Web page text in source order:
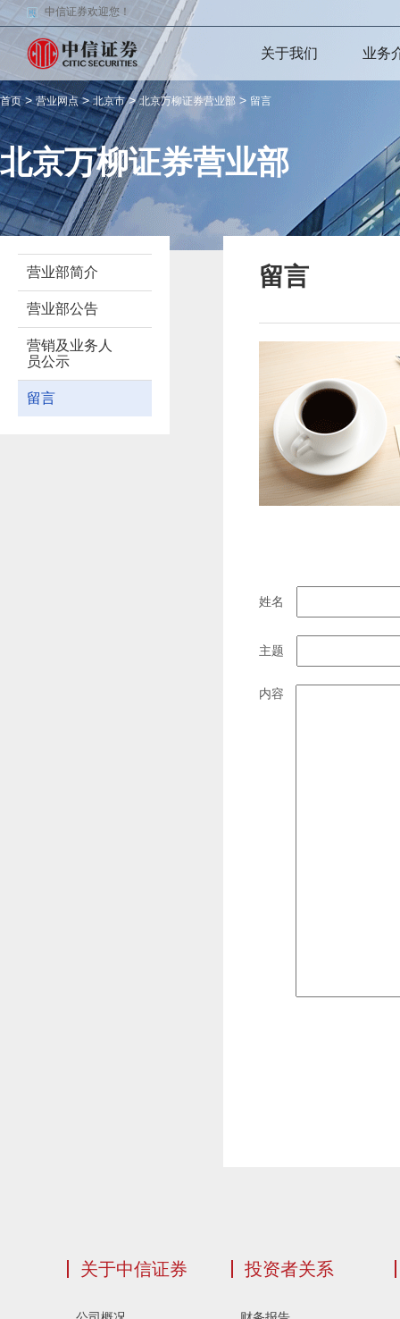
中信证券欢迎您！
关于我们 业务
首页>营业网点>北京市>北京万柳证券营业部 > 留言
北京万柳证券营业部
营业部简介
营业部公告
营销及业务人
员公示
留言
留言
姓名
主题
内容
关于中信证券 投资者关系